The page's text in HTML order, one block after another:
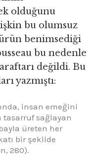
olduğunu
bu olumsuz
benimsediği
bu nedenle
değildi. Bu
yazmıştı:
insan emeğini
sağlayan
üreten her
bir şekilde
280).